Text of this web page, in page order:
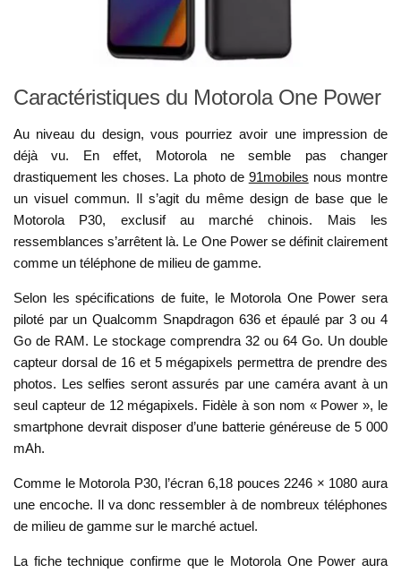
Caractéristiques du Motorola One Power
Au niveau du design, vous pourriez avoir une impression de
déjà vu. En effet, Motorola ne semble pas changer
drastiquement les choses. La photo de 91mobiles nous montre
un visuel commun. Il s’agit du même design de base que le
Motorola P30, exclusif au marché chinois. Mais les
ressemblances s’arrêtent là. Le One Power se définit clairement
comme un téléphone de milieu de gamme.
Selon les spécifications de fuite, le Motorola One Power sera
piloté par un Qualcomm Snapdragon 636 et épaulé par 3 ou 4
Go de RAM. Le stockage comprendra 32 ​​ou 64 Go. Un double
capteur dorsal de 16 et 5 mégapixels permettra de prendre des
photos. Les selfies seront assurés par une caméra avant à un
seul capteur de 12 mégapixels. Fidèle à son nom « Power », le
smartphone devrait disposer d’une batterie généreuse de 5 000
mAh.
Comme le Motorola P30, l’écran 6,18 pouces 2246 × 1080 aura
une encoche. Il va donc ressembler à de nombreux téléphones
de milieu de gamme sur le marché actuel.
La fiche technique confirme que le Motorola One Power aura